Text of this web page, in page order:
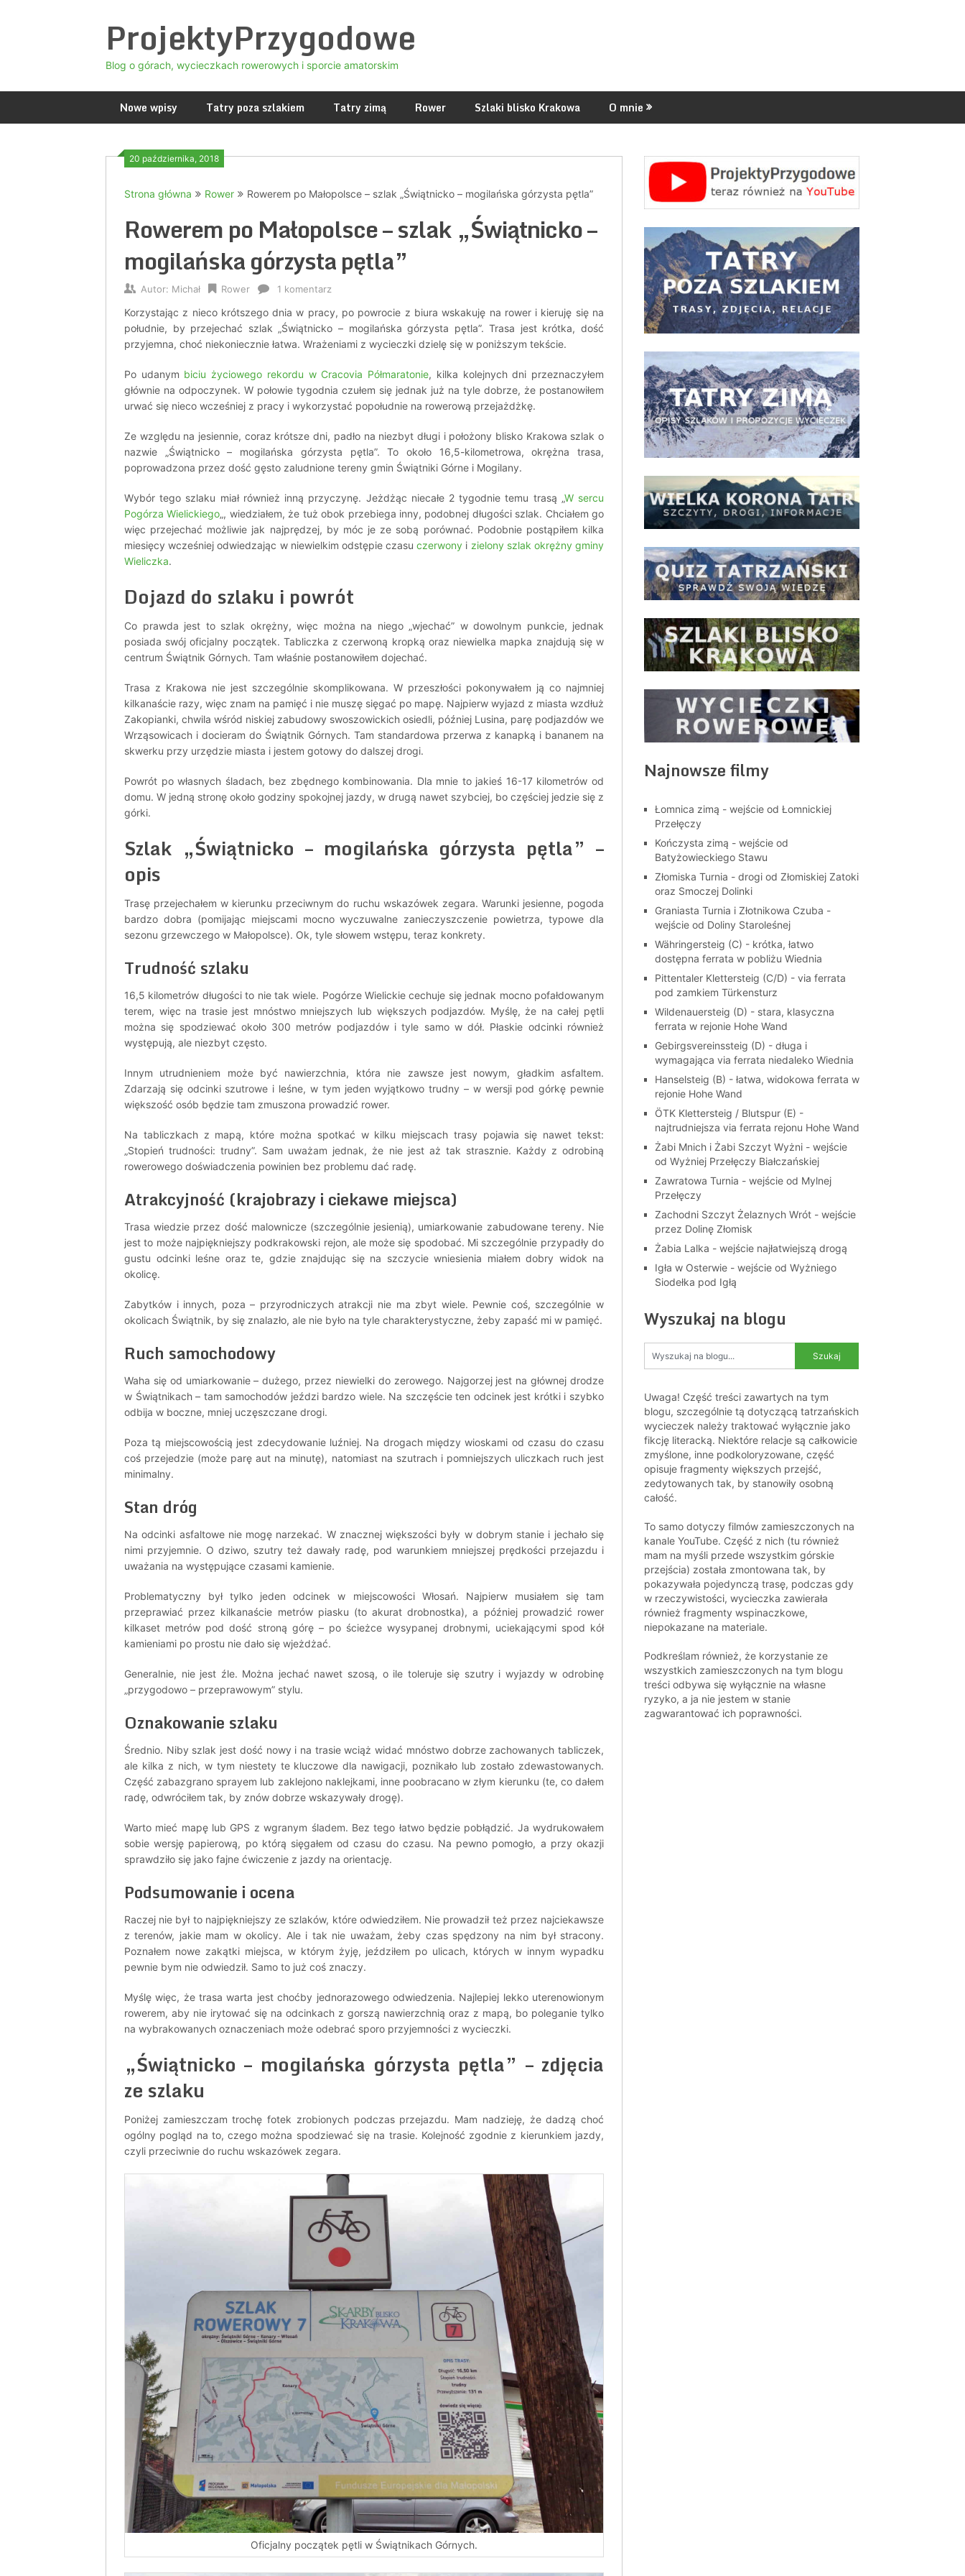
ProjektyPrzygodowe
Blog o górach, wycieczkach rowerowych i sporcie amatorskim
Nowe wpisy Tatry poza szlakiem Tatry zimą Rower Szlaki blisko Krakowa O mnie
20 października, 2018
Strona główna Rower Rowerem po Małopolsce – szlak „Świątnicko – mogilańska górzysta pętla”
Rowerem po Małopolsce – szlak „Świątnicko –
mogilańska górzysta pętla”
Autor: Michał Rower 1 komentarz
Korzystając z nieco krótszego dnia w pracy, po powrocie z biura wskakuję na rower i kieruję się na
południe, by przejechać szlak „Świątnicko – mogilańska górzysta pętla”. Trasa jest krótka, dość
przyjemna, choć niekoniecznie łatwa. Wrażeniami z wycieczki dzielę się w poniższym tekście.
Po udanym biciu życiowego rekordu w Cracovia Półmaratonie, kilka kolejnych dni przeznaczyłem
głównie na odpoczynek. W połowie tygodnia czułem się jednak już na tyle dobrze, że postanowiłem
urwać się nieco wcześniej z pracy i wykorzystać popołudnie na rowerową przejażdżkę.
Ze względu na jesiennie, coraz krótsze dni, padło na niezbyt długi i położony blisko Krakowa szlak o
nazwie „Świątnicko – mogilańska górzysta pętla”. To około 16,5-kilometrowa, okrężna trasa,
poprowadzona przez dość gęsto zaludnione tereny gmin Świątniki Górne i Mogilany.
Wybór tego szlaku miał również inną przyczynę. Jeżdżąc niecałe 2 tygodnie temu trasą „W sercu
Pogórza Wielickiego„, wiedziałem, że tuż obok przebiega inny, podobnej długości szlak. Chciałem go
więc przejechać możliwie jak najprędzej, by móc je ze sobą porównać. Podobnie postąpiłem kilka
miesięcy wcześniej odwiedzając w niewielkim odstępie czasuczerwony i zielony szlak okrężny gminy
Wieliczka.
Dojazd do szlaku i powrót
Co prawda jest to szlak okrężny, więc można na niego „wjechać” w dowolnym punkcie, jednak
posiada swój oficjalny początek. Tabliczka z czerwoną kropką oraz niewielka mapka znajdują się w
centrum Świątnik Górnych. Tam właśnie postanowiłem dojechać.
Trasa z Krakowa nie jest szczególnie skomplikowana. W przeszłości pokonywałem ją co najmniej
kilkanaście razy, więc znam na pamięć i nie muszę sięgać po mapę. Najpierw wyjazd z miasta wzdłuż
Zakopianki, chwila wśród niskiej zabudowy swoszowickich osiedli, później Lusina, parę podjazdów we
Wrząsowicach i docieram do Świątnik Górnych. Tam standardowa przerwa z kanapką i bananem na
skwerku przy urzędzie miasta i jestem gotowy do dalszej drogi.
Powrót po własnych śladach, bez zbędnego kombinowania. Dla mnie to jakieś 16-17 kilometrów od
domu. W jedną stronę około godziny spokojnej jazdy, w drugą nawet szybciej, bo częściej jedzie się z
górki.
Szlak „Świątnicko – mogilańska górzysta pętla” –
opis
Trasę przejechałem w kierunku przeciwnym do ruchu wskazówek zegara. Warunki jesienne, pogoda
bardzo dobra (pomijając miejscami mocno wyczuwalne zanieczyszczenie powietrza, typowe dla
sezonu grzewczego w Małopolsce). Ok, tyle słowem wstępu, teraz konkrety.
Trudność szlaku
16,5 kilometrów długości to nie tak wiele. Pogórze Wielickie cechuje się jednak mocno pofałdowanym
terem, więc na trasie jest mnóstwo mniejszych lub większych podjazdów. Myślę, że na całej pętli
można się spodziewać około 300 metrów podjazdów i tyle samo w dół. Płaskie odcinki również
występują, ale niezbyt często.
Innym utrudnieniem może być nawierzchnia, która nie zawsze jest nowym, gładkim asfaltem.
Zdarzają się odcinki szutrowe i leśne, w tym jeden wyjątkowo trudny – w wersji pod górkę pewnie
większość osób będzie tam zmuszona prowadzić rower.
Na tabliczkach z mapą, które można spotkać w kilku miejscach trasy pojawia się nawet tekst:
„Stopień trudności: trudny”. Sam uważam jednak, że nie jest aż tak strasznie. Każdy z odrobiną
rowerowego doświadczenia powinien bez problemu dać radę.
Atrakcyjność (krajobrazy i ciekawe miejsca)
Trasa wiedzie przez dość malownicze (szczególnie jesienią), umiarkowanie zabudowane tereny. Nie
jest to może najpiękniejszy podkrakowski rejon, ale może się spodobać. Mi szczególnie przypadły do
gustu odcinki leśne oraz te, gdzie znajdując się na szczycie wniesienia miałem dobry widok na
okolicę.
Zabytków i innych, poza – przyrodniczych atrakcji nie ma zbyt wiele. Pewnie coś, szczególnie w
okolicach Świątnik, by się znalazło, ale nie było na tyle charakterystyczne, żeby zapaść mi w pamięć.
Ruch samochodowy
Waha się od umiarkowanie – dużego, przez niewielki do zerowego. Najgorzej jest na głównej drodze
w Świątnikach – tam samochodów jeździ bardzo wiele. Na szczęście ten odcinek jest krótki i szybko
odbija w boczne, mniej uczęszczane drogi.
Poza tą miejscowością jest zdecydowanie luźniej. Na drogach między wioskami od czasu do czasu
coś przejedzie (może parę aut na minutę), natomiast na szutrach i pomniejszych uliczkach ruch jest
minimalny.
Stan dróg
Na odcinki asfaltowe nie mogę narzekać. W znacznej większości były w dobrym stanie i jechało się
nimi przyjemnie. O dziwo, szutry też dawały radę, pod warunkiem mniejszej prędkości przejazdu i
uważania na występujące czasami kamienie.
Problematyczny był tylko jeden odcinek w miejscowości Włosań. Najpierw musiałem się tam
przeprawiać przez kilkanaście metrów piasku (to akurat drobnostka), a później prowadzić rower
kilkaset metrów pod dość stroną górę – po ścieżce wysypanej drobnymi, uciekającymi spod kół
kamieniami po prostu nie dało się wjeżdżać.
Generalnie, nie jest źle. Można jechać nawet szosą, o ile toleruje się szutry i wyjazdy w odrobinę
„przygodowo – przeprawowym” stylu.
Oznakowanie szlaku
Średnio. Niby szlak jest dość nowy i na trasie wciąż widać mnóstwo dobrze zachowanych tabliczek,
ale kilka z nich, w tym niestety te kluczowe dla nawigacji, poznikało lub zostało zdewastowanych.
Część zabazgrano sprayem lub zaklejono naklejkami, inne poobracano w złym kierunku (te, co dałem
radę, odwróciłem tak, by znów dobrze wskazywały drogę).
Warto mieć mapę lub GPS z wgranym śladem. Bez tego łatwo będzie pobłądzić. Ja wydrukowałem
sobie wersję papierową, po którą sięgałem od czasu do czasu. Na pewno pomogło, a przy okazji
sprawdziło się jako fajne ćwiczenie z jazdy na orientację.
Podsumowanie i ocena
Raczej nie był to najpiękniejszy ze szlaków, które odwiedziłem. Nie prowadził też przez najciekawsze
z terenów, jakie mam w okolicy. Ale i tak nie uważam, żeby czas spędzony na nim był stracony.
Poznałem nowe zakątki miejsca, w którym żyję, jeździłem po ulicach, których w innym wypadku
pewnie bym nie odwiedził. Samo to już coś znaczy.
Myślę więc, że trasa warta jest choćby jednorazowego odwiedzenia. Najlepiej lekko uterenowionym
rowerem, aby nie irytować się na odcinkach z gorszą nawierzchnią oraz z mapą, bo poleganie tylko
na wybrakowanych oznaczeniach może odebrać sporo przyjemności z wycieczki.
„Świątnicko – mogilańska górzysta pętla” – zdjęcia
ze szlaku
Poniżej zamieszczam trochę fotek zrobionych podczas przejazdu. Mam nadzieję, że dadzą choć
ogólny pogląd na to, czego można spodziewać się na trasie. Kolejność zgodnie z kierunkiem jazdy,
czyli przeciwnie do ruchu wskazówek zegara.
Oficjalny początek pętli w Świątnikach Górnych.
Najnowsze filmy
Łomnica zimą - wejście od Łomnickiej
Przełęczy
Kończysta zimą - wejście od
Batyżowieckiego Stawu
Złomiska Turnia - drogi od Złomiskiej Zatoki
oraz Smoczej Dolinki
Graniasta Turnia i Złotnikowa Czuba -
wejście od Doliny Staroleśnej
Währingersteig (C) - krótka, łatwo
dostępna ferrata w pobliżu Wiednia
Pittentaler Klettersteig (C/D) - via ferrata
pod zamkiem Türkensturz
Wildenauersteig (D) - stara, klasyczna
ferrata w rejonie Hohe Wand
Gebirgsvereinssteig (D) - długa i
wymagająca via ferrata niedaleko Wiednia
Hanselsteig (B) - łatwa, widokowa ferrata w
rejonie Hohe Wand
ÖTK Klettersteig / Blutspur (E) -
najtrudniejsza via ferrata rejonu Hohe Wand
Żabi Mnich i Żabi Szczyt Wyżni - wejście
od Wyżniej Przełęczy Białczańskiej
Zawratowa Turnia - wejście od Mylnej
Przełęczy
Zachodni Szczyt Żelaznych Wrót - wejście
przez Dolinę Złomisk
Żabia Lalka - wejście najłatwiejszą drogą
Igła w Osterwie - wejście od Wyżniego
Siodełka pod Igłą
Wyszukaj na blogu
Uwaga! Część treści zawartych na tym
blogu, szczególnie tą dotyczącą tatrzańskich
wycieczek należy traktować wyłącznie jako
fikcję literacką. Niektóre relacje są całkowicie
zmyślone, inne podkoloryzowane, część
opisuje fragmenty większych przejść,
zedytowanych tak, by stanowiły osobną
całość.
To samo dotyczy filmów zamieszczonych na
kanale YouTube. Część z nich (tu również
mam na myśli przede wszystkim górskie
przejścia) została zmontowana tak, by
pokazywała pojedynczą trasę, podczas gdy
w rzeczywistości, wycieczka zawierała
również fragmenty wspinaczkowe,
niepokazane na materiale.
Podkreślam również, że korzystanie ze
wszystkich zamieszczonych na tym blogu
treści odbywa się wyłącznie na własne
ryzyko, a ja nie jestem w stanie
zagwarantować ich poprawności.